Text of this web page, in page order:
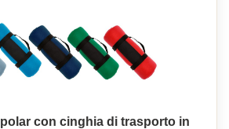
con cinghia di trasporto in